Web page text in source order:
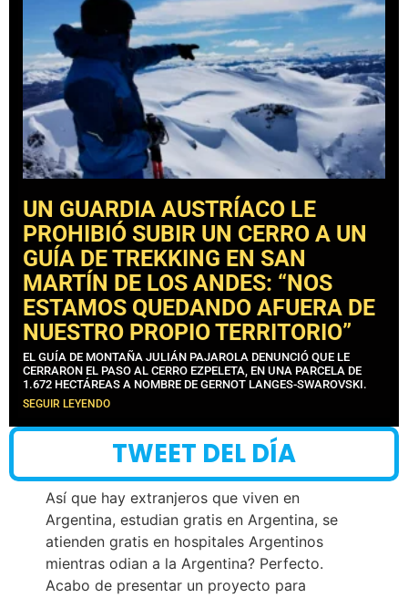
UN GUARDIA AUSTRÍACO LE
PROHIBIÓ SUBIR UN CERRO A UN
GUÍA DE TREKKING EN SAN
MARTÍN DE LOS ANDES: “NOS
ESTAMOS QUEDANDO AFUERA DE
NUESTRO PROPIO TERRITORIO”
EL GUÍA DE MONTAÑA JULIÁN PAJAROLA DENUNCIÓ QUE LE
CERRARON EL PASO AL CERRO EZPELETA, EN UNA PARCELA DE
1.672 HECTÁREAS A NOMBRE DE GERNOT LANGES-SWAROVSKI.
SEGUIR LEYENDO
TWEET DEL DÍA
Así que hay extranjeros que viven en
Argentina, estudian gratis en Argentina, se
atienden gratis en hospitales Argentinos
mientras odian a la Argentina? Perfecto.
Acabo de presentar un proyecto para